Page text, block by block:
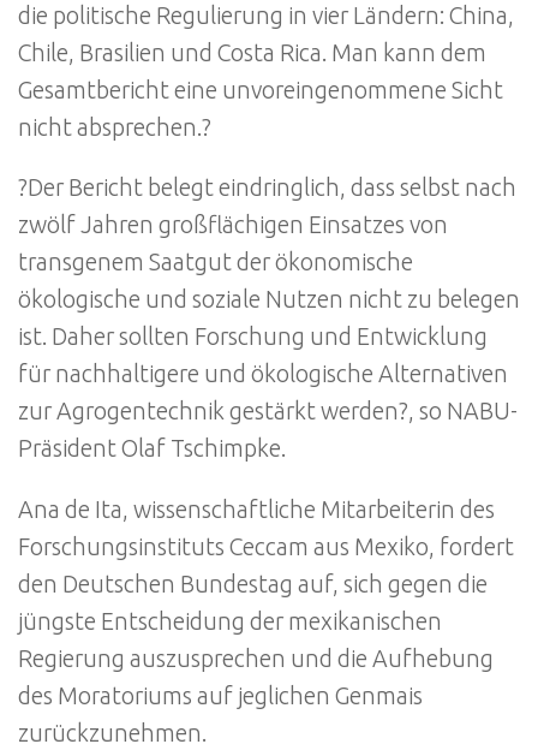
die politische Regulierung in vier Ländern: China,
Chile, Brasilien und Costa Rica. Man kann dem
Gesamtbericht eine unvoreingenommene Sicht
nicht absprechen.?
?Der Bericht belegt eindringlich, dass selbst nach
zwölf Jahren großflächigen Einsatzes von
transgenem Saatgut der ökonomische
ökologische und soziale Nutzen nicht zu belegen
ist. Daher sollten Forschung und Entwicklung
für nachhaltigere und ökologische Alternativen
zur Agrogentechnik gestärkt werden?, so NABU-
Präsident Olaf Tschimpke.
Ana de Ita, wissenschaftliche Mitarbeiterin des
Forschungsinstituts Ceccam aus Mexiko, fordert
den Deutschen Bundestag auf, sich gegen die
jüngste Entscheidung der mexikanischen
Regierung auszusprechen und die Aufhebung
des Moratoriums auf jeglichen Genmais
zurückzunehmen.